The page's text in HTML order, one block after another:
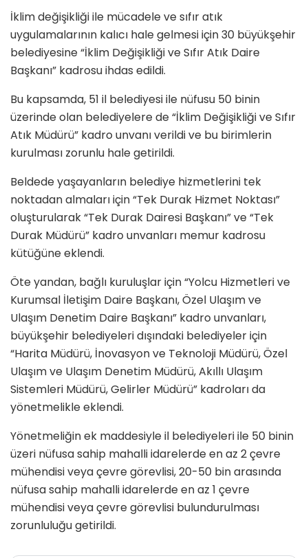
İklim değişikliği ile mücadele ve sıfır atık
uygulamalarının kalıcı hale gelmesi için 30 büyükşehir
belediyesine “İklim Değişikliği ve Sıfır Atık Daire
Başkanı” kadrosu ihdas edildi.
Bu kapsamda, 51 il belediyesi ile nüfusu 50 binin
üzerinde olan belediyelere de “İklim Değişikliği ve Sıfır
Atık Müdürü” kadro unvanı verildi ve bu birimlerin
kurulması zorunlu hale getirildi.
Beldede yaşayanların belediye hizmetlerini tek
noktadan almaları için “Tek Durak Hizmet Noktası”
oluşturularak “Tek Durak Dairesi Başkanı” ve “Tek
Durak Müdürü” kadro unvanları memur kadrosu
kütüğüne eklendi.
Öte yandan, bağlı kuruluşlar için “Yolcu Hizmetleri ve
Kurumsal İletişim Daire Başkanı, Özel Ulaşım ve
Ulaşım Denetim Daire Başkanı” kadro unvanları,
büyükşehir belediyeleri dışındaki belediyeler için
“Harita Müdürü, İnovasyon ve Teknoloji Müdürü, Özel
Ulaşım ve Ulaşım Denetim Müdürü, Akıllı Ulaşım
Sistemleri Müdürü, Gelirler Müdürü” kadroları da
yönetmelikle eklendi.
Yönetmeliğin ek maddesiyle il belediyeleri ile 50 binin
üzeri nüfusa sahip mahalli idarelerde en az 2 çevre
mühendisi veya çevre görevlisi, 20-50 bin arasında
nüfusa sahip mahalli idarelerde en az 1 çevre
mühendisi veya çevre görevlisi bulundurulması
zorunluluğu getirildi.